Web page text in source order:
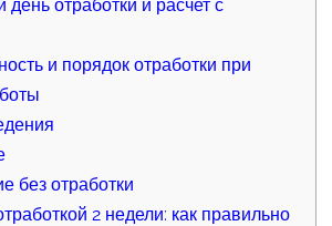
день отработки и расчет с
и порядок отработки при
без отработки
2 недели: как правильно